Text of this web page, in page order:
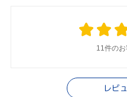
11件の
レビ